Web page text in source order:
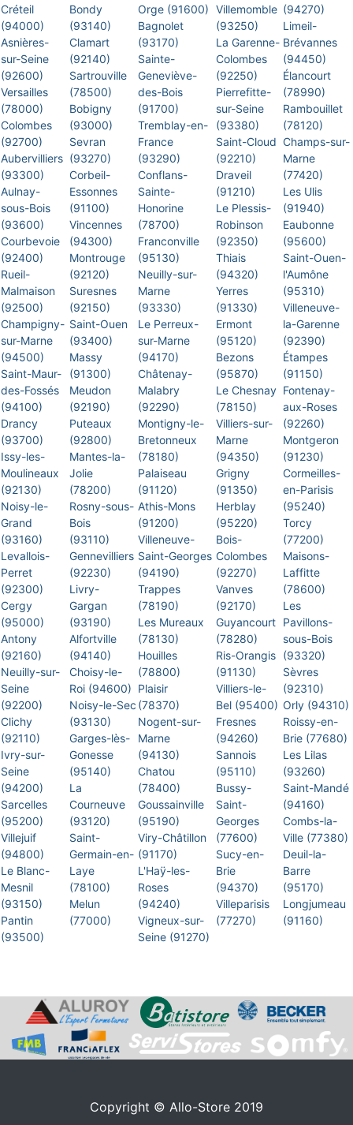
Créteil
(94000)
Asnières-
sur-Seine
(92600)
Versailles
(78000)
Colombes
(92700)
Aubervilliers
(93300)
Aulnay-
sous-Bois
(93600)
Courbevoie
(92400)
Rueil-
Malmaison
(92500)
Champigny-
sur-Marne
(94500)
Saint-Maur-
des-Fossés
(94100)
Drancy
(93700)
Issy-les-
Moulineaux
(92130)
Noisy-le-
Grand
(93160)
Levallois-
Perret
(92300)
Cergy
(95000)
Antony
(92160)
Neuilly-sur-
Seine
(92200)
Clichy
(92110)
Ivry-sur-
Seine
(94200)
Sarcelles
(95200)
Villejuif
(94800)
Le Blanc-
Mesnil
(93150)
Pantin
(93500)
Bondy
(93140)
Clamart
(92140)
Sartrouville
(78500)
Bobigny
(93000)
Sevran
(93270)
Corbeil-
Essonnes
(91100)
Vincennes
(94300)
Montrouge
(92120)
Suresnes
(92150)
Saint-Ouen
(93400)
Massy
(91300)
Meudon
(92190)
Puteaux
(92800)
Mantes-la-
Jolie
(78200)
Rosny-sous-
Bois
(93110)
Gennevilliers
(92230)
Livry-
Gargan
(93190)
Alfortville
(94140)
Choisy-le-
Roi (94600)
Noisy-le-Sec
(93130)
Garges-lès-
Gonesse
(95140)
La
Courneuve
(93120)
Saint-
Germain-en-
Laye
(78100)
Melun
(77000)
Orge (91600)
Bagnolet
(93170)
Sainte-
Geneviève-
des-Bois
(91700)
Tremblay-en-
France
(93290)
Conflans-
Sainte-
Honorine
(78700)
Franconville
(95130)
Neuilly-sur-
Marne
(93330)
Le Perreux-
sur-Marne
(94170)
Châtenay-
Malabry
(92290)
Montigny-le-
Bretonneux
(78180)
Palaiseau
(91120)
Athis-Mons
(91200)
Villeneuve-
Saint-Georges
(94190)
Trappes
(78190)
Les Mureaux
(78130)
Houilles
(78800)
Plaisir
(78370)
Nogent-sur-
Marne
(94130)
Chatou
(78400)
Goussainville
(95190)
Viry-Châtillon
(91170)
L'Haÿ-les-
Roses
(94240)
Vigneux-sur-
Seine (91270)
Villemomble
(93250)
La Garenne-
Colombes
(92250)
Pierrefitte-
sur-Seine
(93380)
Saint-Cloud
(92210)
Draveil
(91210)
Le Plessis-
Robinson
(92350)
Thiais
(94320)
Yerres
(91330)
Ermont
(95120)
Bezons
(95870)
Le Chesnay
(78150)
Villiers-sur-
Marne
(94350)
Grigny
(91350)
Herblay
(95220)
Bois-
Colombes
(92270)
Vanves
(92170)
Guyancourt
(78280)
Ris-Orangis
(91130)
Villiers-le-
Bel (95400)
Fresnes
(94260)
Sannois
(95110)
Bussy-
Saint-
Georges
(77600)
Sucy-en-
Brie
(94370)
Villeparisis
(77270)
(94270)
Limeil-
Brévannes
(94450)
Élancourt
(78990)
Rambouillet
(78120)
Champs-sur-
Marne
(77420)
Les Ulis
(91940)
Eaubonne
(95600)
Saint-Ouen-
l'Aumône
(95310)
Villeneuve-
la-Garenne
(92390)
Étampes
(91150)
Fontenay-
aux-Roses
(92260)
Montgeron
(91230)
Cormeilles-
en-Parisis
(95240)
Torcy
(77200)
Maisons-
Laffitte
(78600)
Les
Pavillons-
sous-Bois
(93320)
Sèvres
(92310)
Orly (94310)
Roissy-en-
Brie (77680)
Les Lilas
(93260)
Saint-Mandé
(94160)
Combs-la-
Ville (77380)
Deuil-la-
Barre
(95170)
Longjumeau
(91160)
Copyright © Allo-Store 2019